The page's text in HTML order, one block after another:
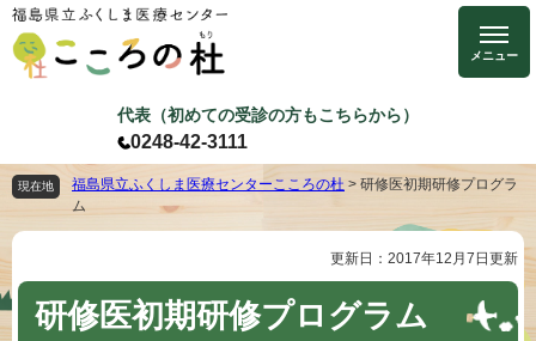
ペ
ー
で
す
。
メ
ニ
ば
し
て
本
文
へ
代表（初めての受診の方もこちらから）
0248-42-3111
現在地 福島県立ふくしま医療センターこころの杜 > 研修医初期研修プログラ
ム
文
更新日：2017年12月7日更新
研修医初期研修プログラム